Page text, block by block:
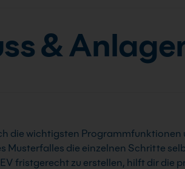
&
die wichtigsten Programmfunktionen
die einzelnen Schritte
fristgerecht zu erstellen, hilft dir die